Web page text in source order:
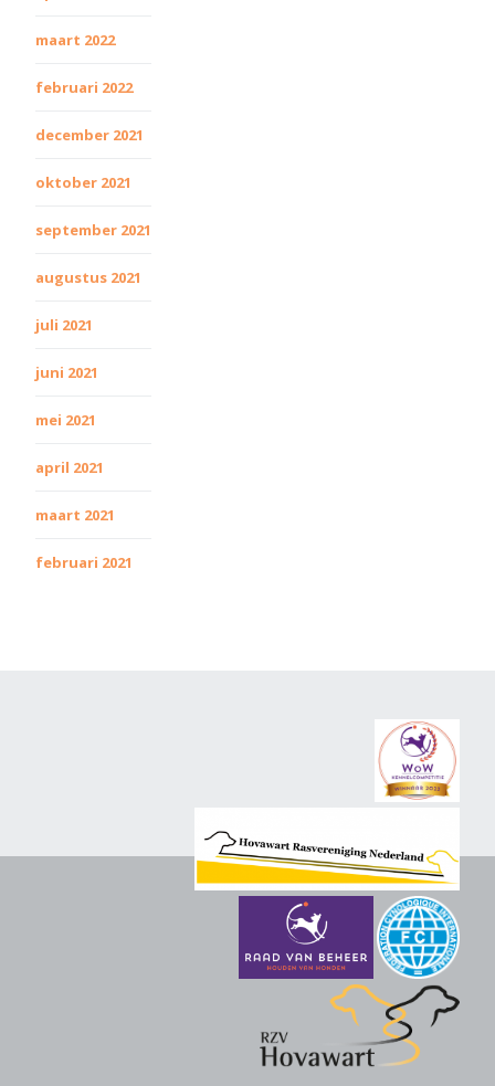
maart 2022
februari 2022
december 2021
oktober 2021
september 2021
augustus 2021
juli 2021
juni 2021
mei 2021
april 2021
maart 2021
februari 2021